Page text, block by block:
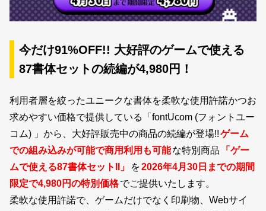
カート 0
マイページ
ご利用ガイド
よくあるご質問
お問い合わせ
今だけ91%OFF!! 大好評のゲームで使える
87書体セットの続編が4,980円！
利用者層を絞ったユニークな書体を柔軟な使用許諾かつお
求めやすい価格で提供している「fontUcom (フォントユー
コム) 」から、大好評販売中の商品の続編が登場!!ゲーム
での組み込みが可能で商用利用も可能な特別商品
「ゲー
ムで使える87書体セットII」
を2026年4月30日までの期間
限定で4,980円の特別価格でご提供いたします。
柔軟な使用許諾で、ゲームだけでなく印刷物、Webサイ